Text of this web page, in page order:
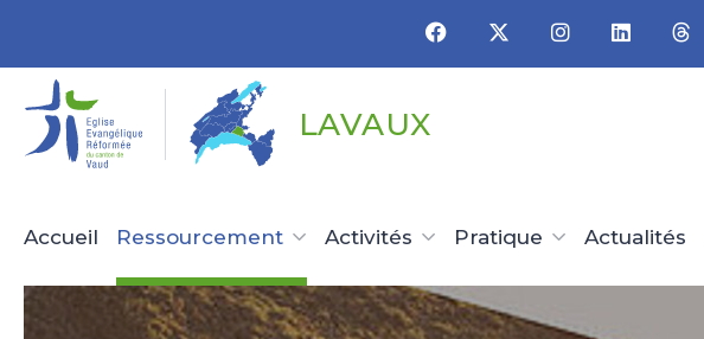
LAVAUX
Accueil Ressourcement Activités Pratique Actualités